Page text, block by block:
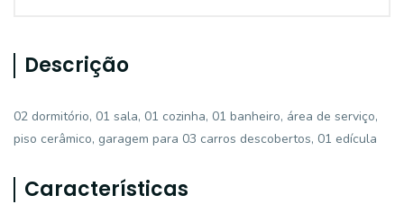
Descrição
02 dormitório, 01 sala, 01 cozinha, 01 banheiro, área de serviço,
piso cerâmico, garagem para 03 carros descobertos, 01 edícula
Características